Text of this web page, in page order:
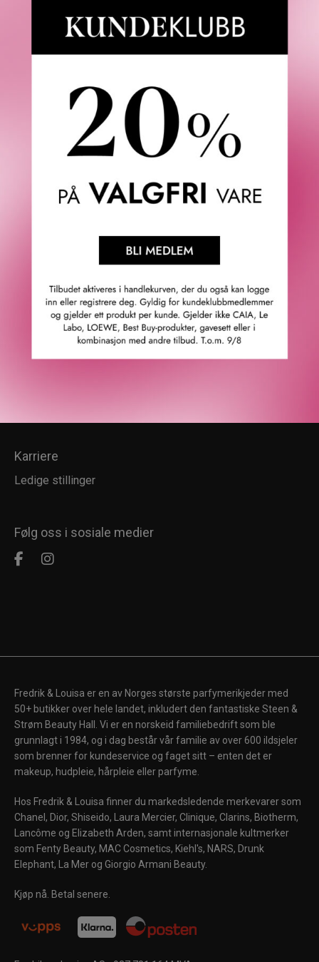
Fredrik & Louisa
Om Fredrik & Louisa
Autorisert forhandler
Våre butikker
Personvern
Kundesenter
Karriere
Ledige stillinger
Følg oss i sosiale medier
Fredrik & Louisa er en av Norges største parfymerikjeder med
50+ butikker over hele landet, inkludert den fantastiske Steen &
Strøm Beauty Hall. Vi er en norskeid familiebedrift som ble
grunnlagt i 1984, og i dag består vår familie av over 600 ildsjeler
som brenner for kundeservice og faget sitt – enten det er
makeup, hudpleie, hårpleie eller parfyme.
Hos Fredrik & Louisa finner du markedsledende merkevarer som
Chanel, Dior, Shiseido, Laura Mercier, Clinique, Clarins, Biotherm,
Lancôme og Elizabeth Arden, samt internasjonale kultmerker
som Fenty Beauty, MAC Cosmetics, Kiehl's, NARS, Drunk
Elephant, La Mer og Giorgio Armani Beauty.
Kjøp nå. Betal senere.